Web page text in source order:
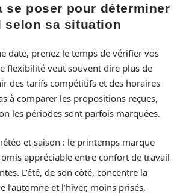
se poser pour déterminer
selon sa situation
date, prenez le temps de vérifier vos
flexibilité veut souvent dire plus de
des tarifs compétitifs et des horaires
à comparer les propositions reçues,
les périodes sont parfois marquées.
et saison : le printemps marque
appréciable entre confort de travail
L’été, de son côté, concentre la
l’automne et l’hiver, moins prisés,